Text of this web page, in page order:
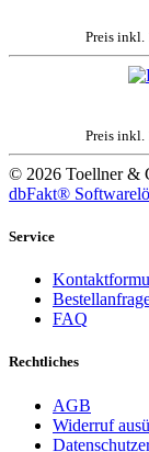
Preis inkl.
Preis inkl.
© 2026 Toellner &
dbFakt®
Service
FAQ
Rechtliches
AGB
Widerruf